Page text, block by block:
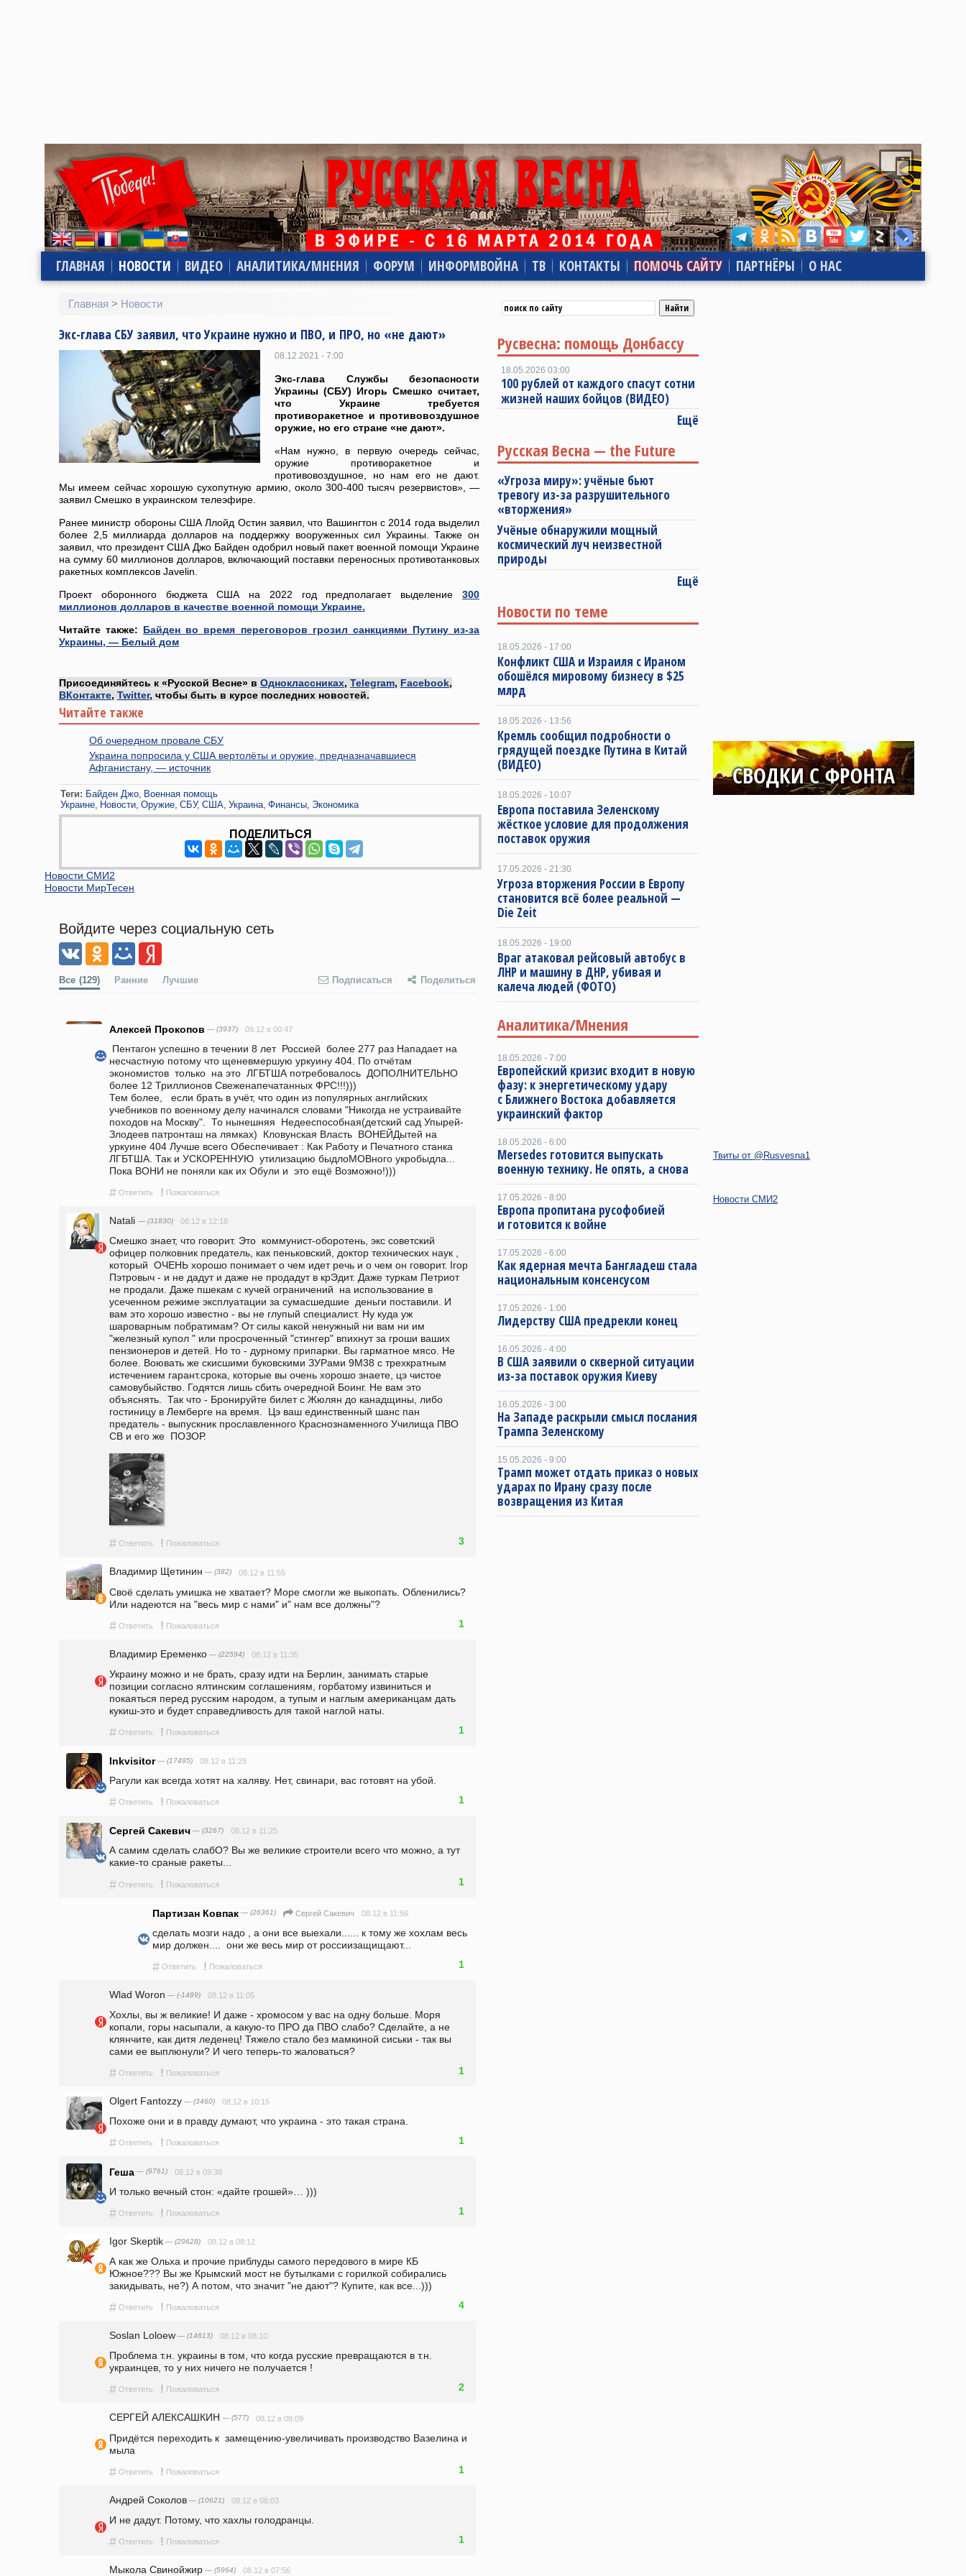
ГЛАВНАЯ НОВОСТИ ВИДЕО АНАЛИТИКА/МНЕНИЯ ФОРУМ ИНФОРМВОЙНА ТВ КОНТАКТЫ ПОМОЧЬ САЙТУ ПАРТНЁРЫ О НАС
Главная > Новости
Экс-глава СБУ заявил, что Украине нужно и ПВО, и ПРО, но «не дают»
08.12.2021 - 7:00
Экс-глава Службы безопасности
Украины (СБУ) Игорь Смешко считает,
что Украине требуется
противоракетное и противовоздушное
оружие, но его стране «не дают».
«Нам нужно, в первую очередь сейчас,
оружие противоракетное и
противовоздушное, но нам его не дают.
Мы имеем сейчас хорошую сухопутную армию, около 300-400 тысяч резервистов», —
заявил Смешко в украинском телеэфире.
Ранее министр обороны США Ллойд Остин заявил, что Вашингтон с 2014 года выделил
более 2,5 миллиарда долларов на поддержку вооруженных сил Украины. Также он
заявил, что президент США Джо Байден одобрил новый пакет военной помощи Украине
на сумму 60 миллионов долларов, включающий поставки переносных противотанковых
ракетных комплексов Javelin.
Проект оборонного бюджета США на 2022 год предполагает выделение 300
миллионов долларов в качестве военной помощи Украине.
Читайте также: Байден во время переговоров грозил санкциями Путину из-за
Украины, — Белый дом
Присоединяйтесь к «Русской Весне» в Одноклассниках, Telegram, Facebook,
ВКонтакте, Twitter, чтобы быть в курсе последних новостей.
Читайте также
Об очередном провале СБУ
Украина попросила у США вертолёты и оружие, предназначавшиеся
Афганистану, — источник
Теги: Байден Джо Военная помощь
Украине Новости Оружие СБУ США Украина Финансы Экономика
ПОДЕЛИТЬСЯ
Новости СМИ2
Новости МирТесен
Войдите через социальную сеть
Все (129) Ранние Лучшие Подписаться Поделиться
Алексей Прокопов — (3937) 09.12 в 00:47
несчастную потому что щеневмершую уркуину 404. По отчётам
экономистов  только  на это  ЛГБТША потребовалось  ДОПОЛНИТЕЛЬНО
более 12 Триллионов Свеженапечатанных ФРС!!!)))
Тем более,   если брать в учёт, что один из популярных английских
учебников по военному делу начинался словами "Никогда не устраивайте
походов на Москву".  То нынешняя  Недееспособная(детский сад Упырей-
Злодеев патронташ на лямках)  Кловунская Власть  ВОНЕЙДытей на
уркуине 404 Лучше всего Обеспечивает : Как Работу и Печатного станка
ЛГБТША. Так и УСКОРЕННУЮ  утилизацию быдлоМОВного укробыдла...
Пока ВОНИ не поняли как их Обули и  это ещё Возможно!)))
# Ответить ! Пожаловаться
Natali — (31830) 08.12 в 12:18
Смешко знает, что говорит. Это  коммунист-оборотень, экс советский
офицер полковник предатель, как пеньковский, доктор технических наук ,
который  ОЧЕНЬ хорошо понимает о чем идет речь и о чем он говорит. Iгор
Пэтровыч - и не дадут и даже не продадут в крЭдит. Даже туркам Петриот
не продали. Даже пшекам с кучей ограничений  на использование в
усеченном режиме эксплуатации за сумасшедшие  деньги поставили. И
вам это хорошо известно - вы не глупый специалист. Ну куда уж
шароварным побратимам? От силы какой ненужный ни вам ни им
"железный купол " или просроченный "стингер" впихнут за гроши ваших
пензионеров и детей. Но то - дурному припарки. Вы гарматное мясо. Не
более. Воювать же скисшими буковскими ЗУРами 9М38 с трехкратным
истечением гарант.срока, которые вы очень хорошо знаете, цэ чистое
самовубыйство. Годятся лишь сбить очередной Боинг. Не вам это
объяснять.  Так что - Бронируйте билет с Жюлян до канадщины, либо
гостиницу в Лемберге на время.  Цэ ваш единственный шанс пан
предатель - выпускник прославленного Краснознаменного Училища ПВО
СВ и его же  ПОЗОР.
# Ответить ! Пожаловаться 3
Владимир Щетинин — (382) 08.12 в 11:55
Своё сделать умишка не хватает? Море смогли же выкопать. Обленились?
Или надеются на "весь мир с нами" и" нам все должны"?
# Ответить ! Пожаловаться 1
Владимир Еременко — (22594) 08.12 в 11:35
Украину можно и не брать, сразу идти на Берлин, занимать старые
позиции согласно ялтинским соглашениям, горбатому извиниться и
покаяться перед русским народом, а тупым и наглым американцам дать
кукиш-это и будет справедливость для такой наглой наты.
# Ответить ! Пожаловаться 1
Inkvisitor— (17495) 08.12 в 11:29
Рагули как всегда хотят на халяву. Нет, свинари, вас готовят на убой.
# Ответить ! Пожаловаться 1
Сергей Сакевич — (3267) 08.12 в 11:25
А самим сделать слабО? Вы же великие строители всего что можно, а тут
какие-то сраные ракеты...
# Ответить ! Пожаловаться 1
Партизан Ковпак — (26361) Сергей Сакевич 08.12 в 11:56
сделать мозги надо , а они все выехали...... к тому же хохлам весь
мир должен....  они же весь мир от россиизащищают...
# Ответить ! Пожаловаться 1
Wlad Woron — (-1489) 08.12 в 11:05
Хохлы, вы ж великие! И даже - хромосом у вас на одну больше. Моря
копали, горы насыпали, а какую-то ПРО да ПВО слабо? Сделайте, а не
клянчите, как дитя леденец! Тяжело стало без мамкиной сиськи - так вы
сами ее выплюнули? И чего теперь-то жаловаться?
# Ответить ! Пожаловаться 1
Olgert Fantozzy — (3460) 08.12 в 10:15
Похоже они и в правду думают, что украина - это такая страна.
# Ответить ! Пожаловаться 1
Геша — (9761) 08.12 в 09:38
И только вечный стон: «дайте грошей»… )))
# Ответить ! Пожаловаться 1
Igor Skeptik — (29628) 08.12 в 08:12
А как же Ольха и прочие приблуды самого передового в мире КБ
Южное??? Вы же Крымский мост не бутылками с горилкой собирались
закидывать, не?) А потом, что значит "не дают"? Купите, как все...)))
# Ответить ! Пожаловаться 4
Soslan Loloew — (14613) 08.12 в 08:10
Проблема т.н. украины в том, что когда русские превращаются в т.н.
украинцев, то у них ничего не получается !
# Ответить ! Пожаловаться 2
СЕРГЕЙ АЛЕКСАШКИН — (577) 08.12 в 08:09
Придётся переходить к  замещению-увеличивать производство Вазелина и
мыла
# Ответить ! Пожаловаться 1
Андрей Соколов — (10621) 08.12 в 08:03
И не дадут. Потому, что хахлы голодранцы.
# Ответить ! Пожаловаться 1
Мыкола Свинойжир — (5964) 08.12 в 07:56
Русвесна: помощь Донбассу
18.05.2026 03:00
100 рублей от каждого спасут сотни
жизней наших бойцов (ВИДЕО)
Ещё
Русская Весна — the Future
«Угроза миру»: учёные бьют
тревогу из-за разрушительного
«вторжения»
Учёные обнаружили мощный
космический луч неизвестной
природы
Ещё
Новости по теме
18.05.2026 - 17:00
Конфликт США и Израиля с Ираном
обошёлся мировому бизнесу в $25
млрд
18.05.2026 - 13:56
Кремль сообщил подробности о
грядущей поездке Путина в Китай
(ВИДЕО)
18.05.2026 - 10:07
Европа поставила Зеленскому
жёсткое условие для продолжения
поставок оружия
17.05.2026 - 21:30
Угроза вторжения России в Европу
становится всё более реальной —
Die Zeit
18.05.2026 - 19:00
Враг атаковал рейсовый автобус в
ЛНР и машину в ДНР, убивая и
калеча людей (ФОТО)
Аналитика/Мнения
18.05.2026 - 7:00
Европейский кризис входит в новую
фазу: к энергетическому удару
с Ближнего Востока добавляется
украинский фактор
18.05.2026 - 6:00
Mersedes готовится выпускать
военную технику. Не опять, а снова
17.05.2026 - 8:00
Европа пропитана русофобией
и готовится к войне
17.05.2026 - 6:00
Как ядерная мечта Бангладеш стала
национальным консенсусом
17.05.2026 - 1:00
Лидерству США предрекли конец
16.05.2026 - 4:00
В США заявили о скверной ситуации
из-за поставок оружия Киеву
16.05.2026 - 3:00
На Западе раскрыли смысл послания
Трампа Зеленскому
15.05.2026 - 9:00
Трамп может отдать приказ о новых
ударах по Ирану сразу после
возвращения из Китая
Твиты от @Rusvesna1
Новости СМИ2